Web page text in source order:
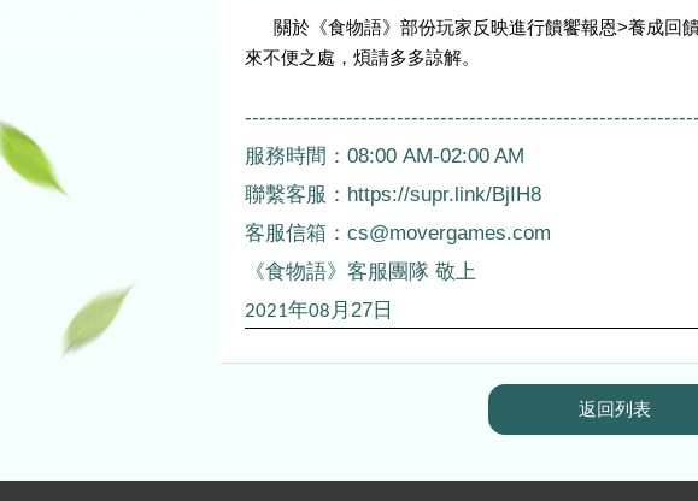
來不便之處，煩請多多諒解。
服務時間： 08:00 AM-02:00 AM
聯繫客服： https://supr.link/BjIH8
客服信箱： cs@movergames.com
《食物語》客服團隊 敬上
2021年08 月 27 日
返回列表